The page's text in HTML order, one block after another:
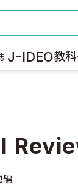
J-IDEO教
編